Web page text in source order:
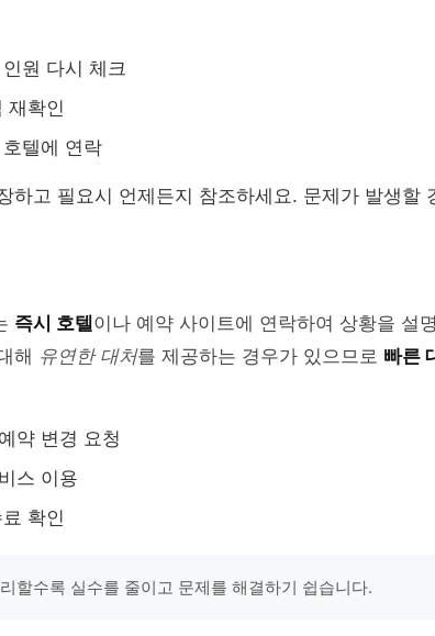
원 다시 체크
재확인
텔에 연락
하고 필요시 언제든지 참조하세요. 문제가 발생할
즉시 호텔이나 예약 사이트에 연락하여 상황을 설
해 유연한 대처를 제공하는 경우가 있으므로 빠른
약 변경 요청
스 이용
확인
할수록 실수를 줄이고 문제를 해결하기 쉽습니다.